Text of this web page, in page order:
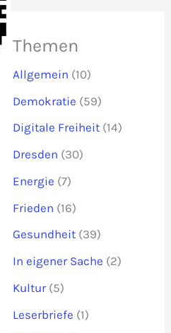
Themen
Allgemein (10)
Demokratie (59)
Digitale Freiheit (14)
Dresden (30)
Energie (7)
Frieden (16)
Gesundheit (39)
In eigener Sache (2)
Kultur (5)
Leserbriefe (1)